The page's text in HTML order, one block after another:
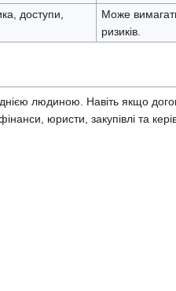
доступи,
Може
ризиків.
людиною. Навіть якщо
юристи, закупівлі та